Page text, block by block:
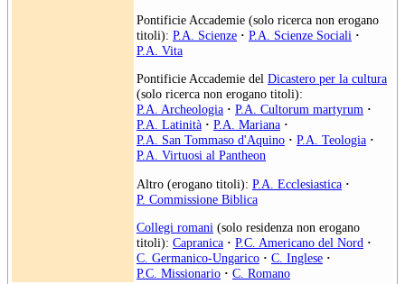
Pontificie Accademie (solo ricerca non erogano
titoli): P.A. Scienze · P.A. Scienze Sociali ·
P.A. Vita
Pontificie Accademie del Dicastero per la cultura
(solo ricerca non erogano titoli):
P.A. Archeologia · P.A. Cultorum martyrum ·
P.A. Latinità · P.A. Mariana ·
P.A. San Tommaso d'Aquino · P.A. Teologia ·
P.A. Virtuosi al Pantheon
Altro (erogano titoli): P.A. Ecclesiastica ·
P. Commissione Biblica
Collegi romani (solo residenza non erogano
titoli): Capranica · P.C. Americano del Nord ·
C. Germanico-Ungarico · C. Inglese ·
P.C. Missionario · C. Romano